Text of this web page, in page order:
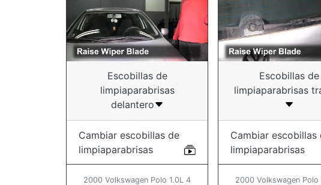
Escobillas de
limpiaparabrisas
delantero
Cambiar escobillas de
limpiaparabrisas
2000 Volkswagen Polo 1.0L 4
Escobillas de
limpiaparabrisas
Cambiar escobillas
limpiaparabrisas
2000 Volkswagen Polo